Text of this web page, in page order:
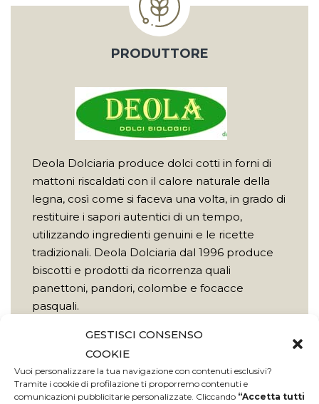
GESTISCI CONSENSO
COOKIE
Vuoi personalizzare la tua navigazione con contenuti esclusivi?
Tramite i cookie di profilazione ti proporremo contenuti e
comunicazioni pubblicitarie personalizzate. Cliccando “Accetta tutti
PRODUTTORE
Deola Dolciaria produce dolci cotti in forni di
mattoni riscaldati con il calore naturale della
legna, così come si faceva una volta, in grado di
restituire i sapori autentici di un tempo,
utilizzando ingredienti genuini e le ricette
tradizionali. Deola Dolciaria dal 1996 produce
biscotti e prodotti da ricorrenza quali
panettoni, pandori, colombe e focacce
pasquali.
Scopri di più